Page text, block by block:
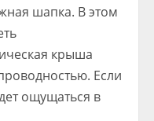
шапка. В этом
крыша
Если
ощущаться в